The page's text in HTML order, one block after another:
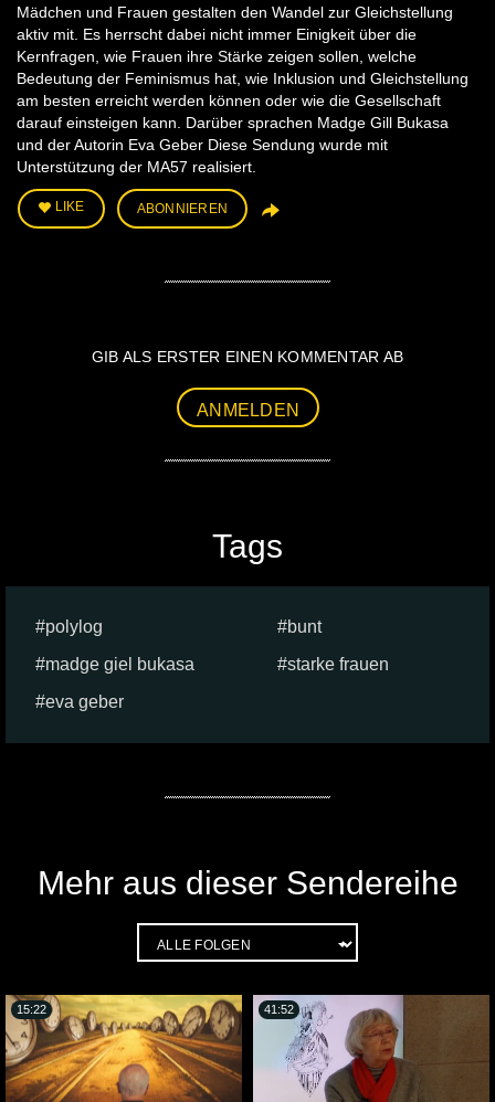
Mädchen und Frauen gestalten den Wandel zur Gleichstellung
aktiv mit. Es herrscht dabei nicht immer Einigkeit über die
Kernfragen, wie Frauen ihre Stärke zeigen sollen, welche
Bedeutung der Feminismus hat, wie Inklusion und Gleichstellung
am besten erreicht werden können oder wie die Gesellschaft
darauf einsteigen kann. Darüber sprachen Madge Gill Bukasa
und der Autorin Eva Geber Diese Sendung wurde mit
Unterstützung der MA57 realisiert.
LIKE ABONNIEREN
GIB ALS ERSTER EINEN KOMMENTAR AB
ANMELDEN
Tags
polylog
bunt
madge giel bukasa
starke frauen
eva geber
Mehr aus dieser Sendereihe
15:22 41:52